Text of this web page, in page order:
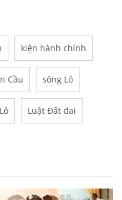
kiện hành chính
Cầu sông Lô
Luật Đất đai